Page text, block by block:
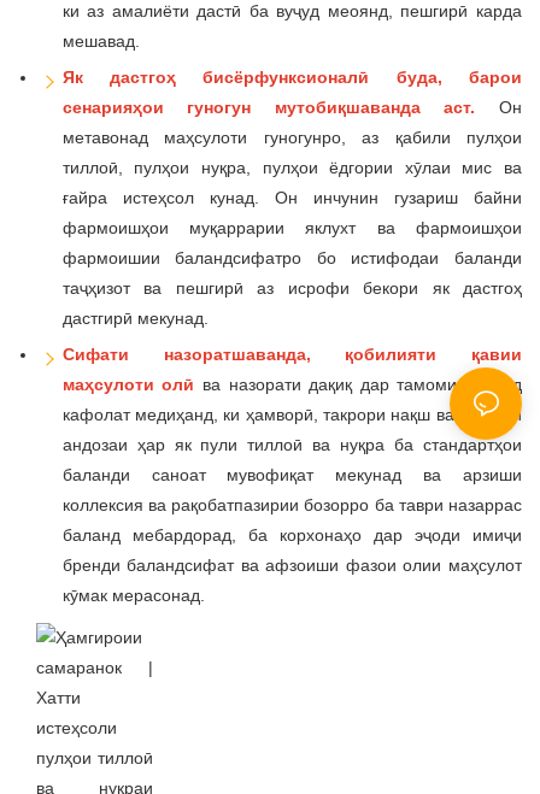
ки аз амалиёти дастӣ ба вуҷуд меоянд, пешгирӣ карда
мешавад.
Як дастгоҳ бисёрфунксионалӣ буда, барои
сенарияҳои гуногун мутобиқшаванда аст. Он
метавонад маҳсулоти гуногунро, аз қабили пулҳои
тиллоӣ, пулҳои нуқра, пулҳои ёдгории хӯлаи мис ва
ғайра истеҳсол кунад. Он инчунин гузариш байни
фармоишҳои муқаррарии яклухт ва фармоишҳои
фармоишии баландсифатро бо истифодаи баланди
таҷҳизот ва пешгирӣ аз исрофи бекори як дастгоҳ
дастгирӣ мекунад.
Сифати назоратшаванда, қобилияти қавии
маҳсулоти олӣ ва назорати дақиқ дар тамоми раванд
кафолат медиҳанд, ки ҳамворӣ, такрори нақш ва дақиқии
андозаи ҳар як пули тиллоӣ ва нуқра ба стандартҳои
баланди саноат мувофиқат мекунад ва арзиши
коллексия ва рақобатпазирии бозорро ба таври назаррас
баланд мебардорад, ба корхонаҳо дар эҷоди имиҷи
бренди баландсифат ва афзоиши фазои олии маҳсулот
кӯмак мерасонад.